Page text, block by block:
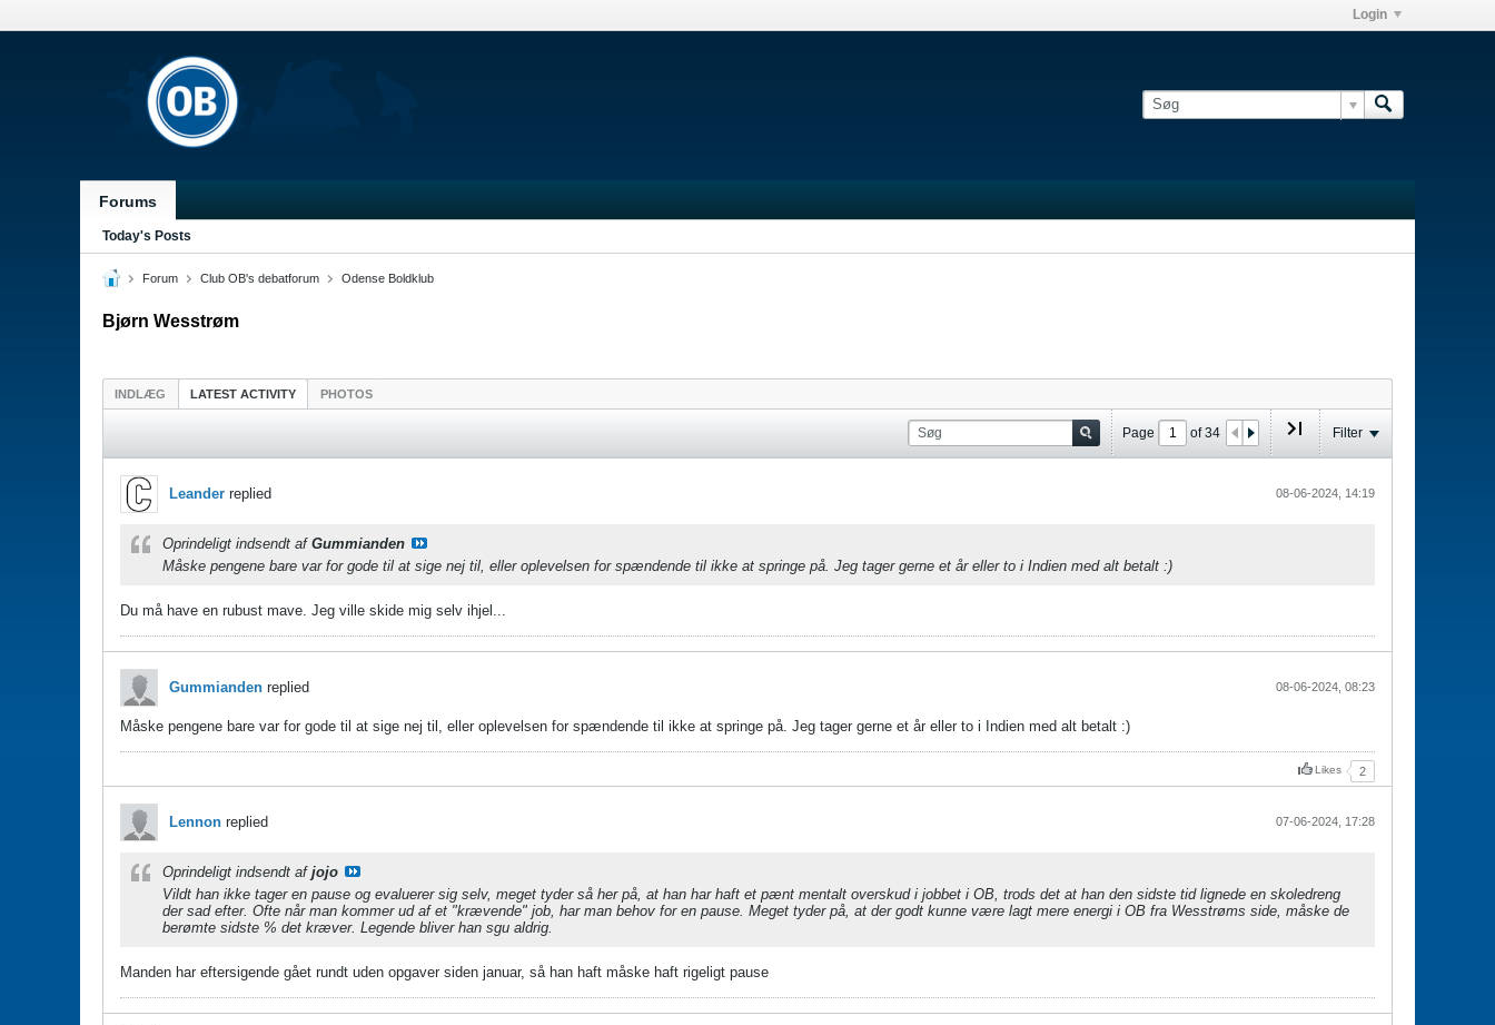
Login
Forums
Today's Posts
Forum Club OB's debatforum Odense Boldklub
Bjørn Wesstrøm
INDLÆG LATEST ACTIVITY PHOTOS
Page of34 Filter
Leander replied 08-06-2024, 14:19
Oprindeligt indsendt af Gummianden
Måske pengene bare var for gode til at sige nej til, eller oplevelsen for spændende til ikke at springe på. Jeg tager gerne et år eller to i Indien med alt betalt :)
Du må have en rubust mave. Jeg ville skide mig selv ihjel...
Gummianden replied 08-06-2024, 08:23
Måske pengene bare var for gode til at sige nej til, eller oplevelsen for spændende til ikke at springe på. Jeg tager gerne et år eller to i Indien med alt betalt :)
Likes 2
Lennon replied 07-06-2024, 17:28
Oprindeligt indsendt af jojo
Vildt han ikke tager en pause og evaluerer sig selv, meget tyder så her på, at han har haft et pænt mentalt overskud i jobbet i OB, trods det at han den sidste tid lignede en skoledreng
der sad efter. Ofte når man kommer ud af et "krævende" job, har man behov for en pause. Meget tyder på, at der godt kunne være lagt mere energi i OB fra Wesstrøms side, måske de
berømte sidste % det kræver. Legende bliver han sgu aldrig.
Manden har eftersigende gået rundt uden opgaver siden januar, så han haft måske haft rigeligt pause